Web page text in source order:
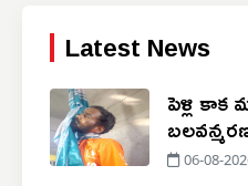
Latest News
పెళ్లి కాక
06-08-